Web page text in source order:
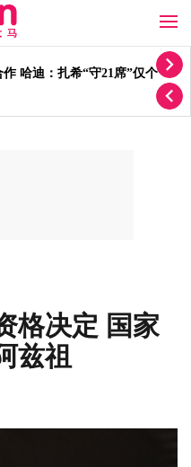
洪伟翔反问“你为何还不签
格决定 国家
兹祖